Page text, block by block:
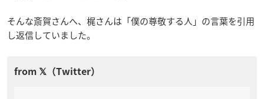
そんな斎賀さんへ、梶さんは「僕の尊敬する人」の言葉を引用
し返信していました。